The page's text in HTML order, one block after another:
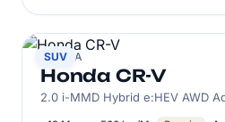
SUV
HONDA
Honda CR-V
2.0 i-MMD Hybrid e:HEV AWD